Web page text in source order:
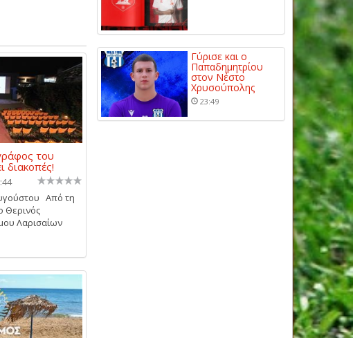
του
διακοπές!
Από τη
Θερινός
Λαρισαίων
Γύρισε και ο
Παπαδημητρίου
στον Νέστο
Χρυσούπολης
23:49